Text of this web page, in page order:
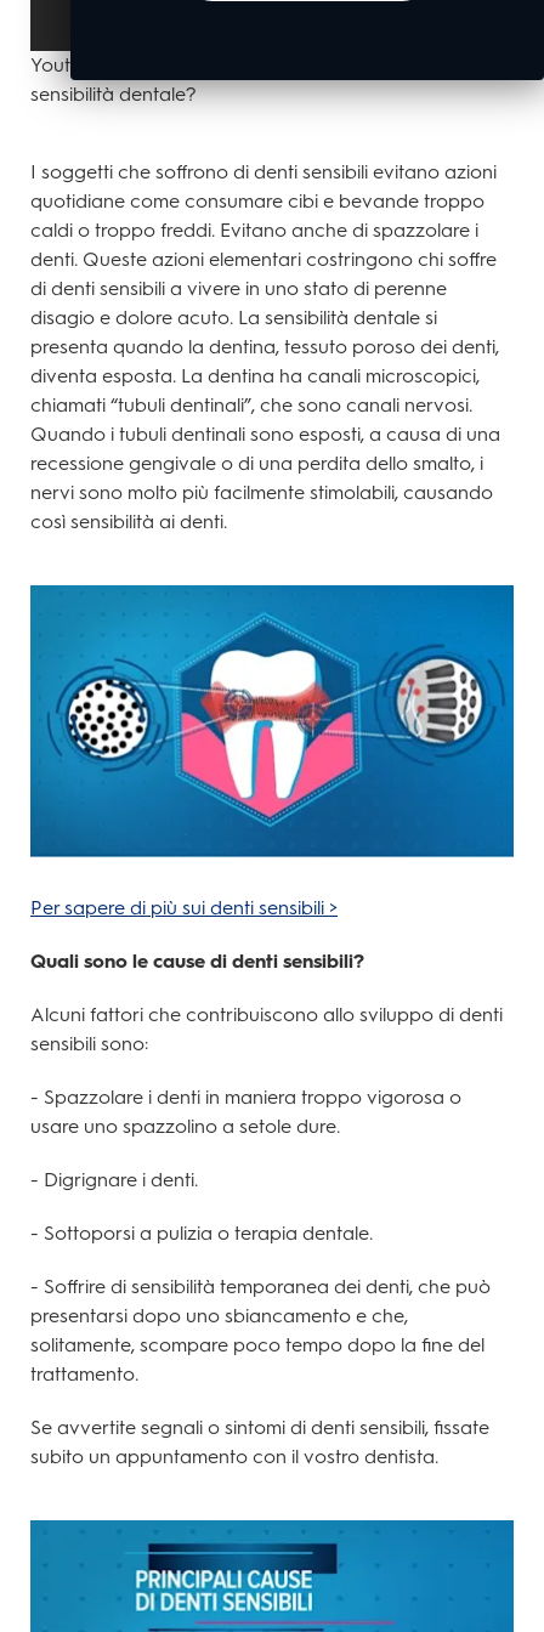
Youtube Video Block – Article - Cosa si intende per
sensibilità dentale?
I soggetti che soffrono di denti sensibili evitano azioni
quotidiane come consumare cibi e bevande troppo
caldi o troppo freddi. Evitano anche di spazzolare i
denti. Queste azioni elementari costringono chi soffre
di denti sensibili a vivere in uno stato di perenne
disagio e dolore acuto. La sensibilità dentale si
presenta quando la dentina, tessuto poroso dei denti,
diventa esposta. La dentina ha canali microscopici,
chiamati “tubuli dentinali”, che sono canali nervosi.
Quando i tubuli dentinali sono esposti, a causa di una
recessione gengivale o di una perdita dello smalto, i
nervi sono molto più facilmente stimolabili, causando
così sensibilità ai denti.
Per sapere di più sui denti sensibili >
Quali sono le cause di denti sensibili?
Alcuni fattori che contribuiscono allo sviluppo di denti
sensibili sono:
- Spazzolare i denti in maniera troppo vigorosa o
usare uno spazzolino a setole dure.
- Digrignare i denti.
- Sottoporsi a pulizia o terapia dentale.
- Soffrire di sensibilità temporanea dei denti, che può
presentarsi dopo uno sbiancamento e che,
solitamente, scompare poco tempo dopo la fine del
trattamento.
Se avvertite segnali o sintomi di denti sensibili, fissate
subito un appuntamento con il vostro dentista.